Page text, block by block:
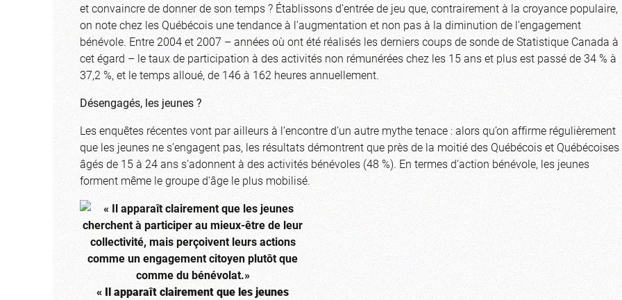
et convaincre de donner de son temps ? Établissons d’entrée de jeu que, contrairement à la croyance populaire,
on note chez les Québécois une tendance à l’augmentation et non pas à la diminution de l’engagement
bénévole. Entre 2004 et 2007 – années où ont été réalisés les derniers coups de sonde de Statistique Canada à
cet égard – le taux de participation à des activités non rémunérées chez les 15 ans et plus est passé de 34 % à
37,2 %, et le temps alloué, de 146 à 162 heures annuellement.
Désengagés, les jeunes ?
Les enquêtes récentes vont par ailleurs à l’encontre d’un autre mythe tenace : alors qu’on affirme régulièrement
que les jeunes ne s’engagent pas, les résultats démontrent que près de la moitié des Québécois et Québécoises
âgés de 15 à 24 ans s’adonnent à des activités bénévoles (48 %). En termes d’action bénévole, les jeunes
forment même le groupe d’âge le plus mobilisé.
« Il apparaît clairement que les jeunes